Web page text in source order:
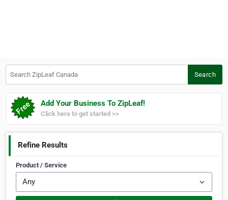
Search
Add Your Business To ZipLeaf!
Click here to get started >>
Refine Results
Product / Service